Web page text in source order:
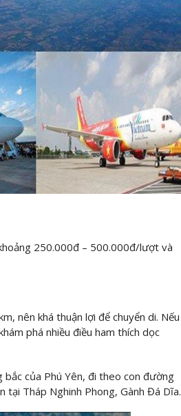
250.000đ – 500.000đ/lượt và
nên khá thuận lợi để chuyển di. Nếu
phá nhiều điều ham thích dọc
của Phú Yên, đi theo con đường
tại Tháp Nghinh Phong, Gành Đá Dĩa.